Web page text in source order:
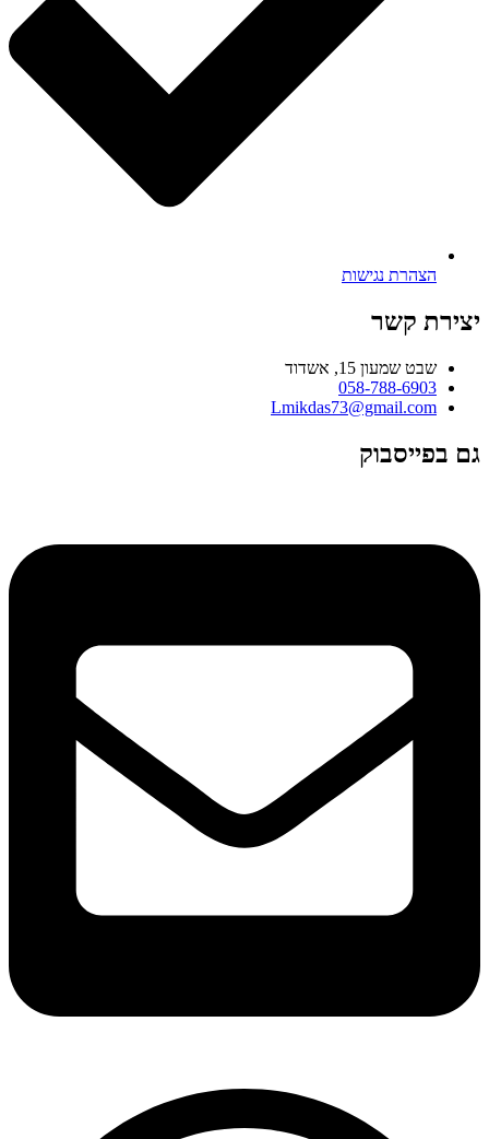
הצהרת נגישות
יצירת קשר
שבט שמעון 15, אשדוד
058-788-6903
Lmikdas73@gmail.com
גם בפייסבוק